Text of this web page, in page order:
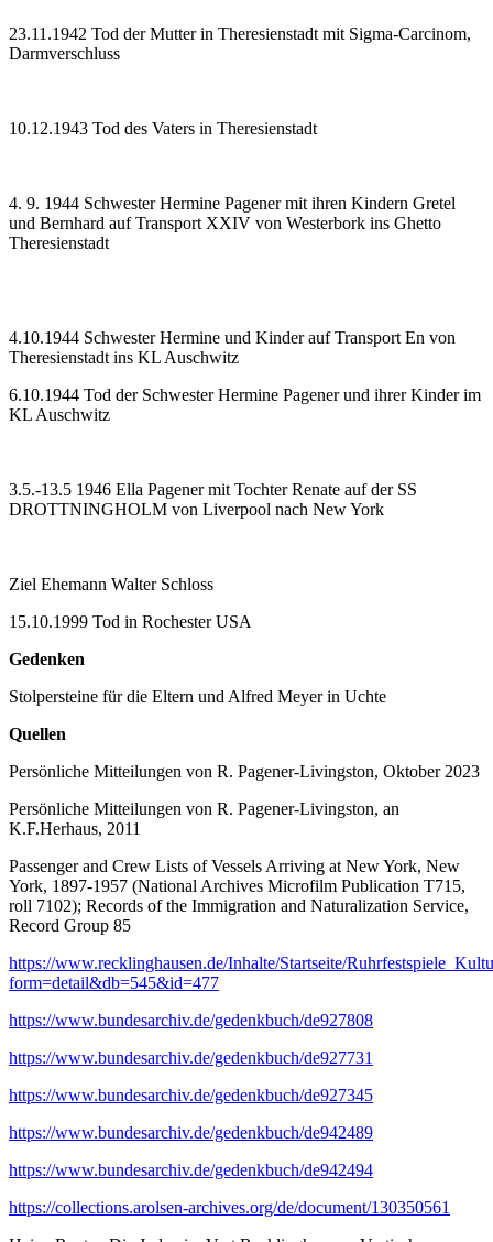
23.11.1942 Tod der Mutter in Theresienstadt mit Sigma-Carcinom,
Darmverschluss
10.12.1943 Tod des Vaters in Theresienstadt
4. 9. 1944 Schwester Hermine Pagener mit ihren Kindern Gretel
und Bernhard auf Transport XXIV von Westerbork ins Ghetto
Theresienstadt
4.10.1944 Schwester Hermine und Kinder auf Transport En von
Theresienstadt ins KL Auschwitz
6.10.1944 Tod der Schwester Hermine Pagener und ihrer Kinder im
KL Auschwitz
3.5.-13.5 1946 Ella Pagener mit Tochter Renate auf der SS
DROTTNINGHOLM von Liverpool nach New York
Ziel Ehemann Walter Schloss
15.10.1999 Tod in Rochester USA
Gedenken
Stolpersteine für die Eltern und Alfred Meyer in Uchte
Quellen
Persönliche Mitteilungen von R. Pagener-Livingston, Oktober 2023
Persönliche Mitteilungen von R. Pagener-Livingston, an
K.F.Herhaus, 2011
Passenger and Crew Lists of Vessels Arriving at New York, New
York, 1897-1957 (National Archives Microfilm Publication T715,
roll 7102); Records of the Immigration and Naturalization Service,
Record Group 85
https://www.recklinghausen.de/Inhalte/Startseite/
form=detail&db=545&id=477
https://www.bundesarchiv.de/gedenkbuch/de927808
https://www.bundesarchiv.de/gedenkbuch/de927731
https://www.bundesarchiv.de/gedenkbuch/de927345
https://www.bundesarchiv.de/gedenkbuch/de942489
https://www.bundesarchiv.de/gedenkbuch/de942494
https://collections.arolsen-archives.org/de/document/130350561